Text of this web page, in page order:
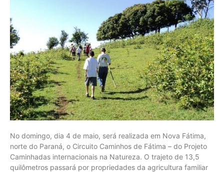
No domingo, dia 4 de maio, será realizada em Nova Fátima,
norte do Paraná, o Circuito Caminhos de Fátima – do Projeto
Caminhadas internacionais na Natureza. O trajeto de 13,5
quilômetros passará por propriedades da agricultura familiar